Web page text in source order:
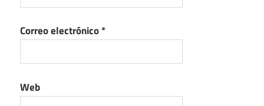
Correo electrónico*
Web